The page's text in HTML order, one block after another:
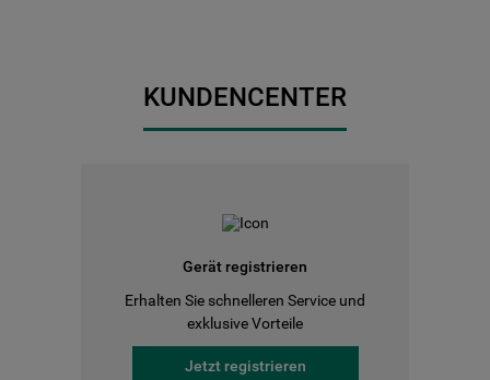
KUNDENCENTER
Gerät registrieren
Erhalten Sie schnelleren Service und
exklusive Vorteile
Jetzt registrieren